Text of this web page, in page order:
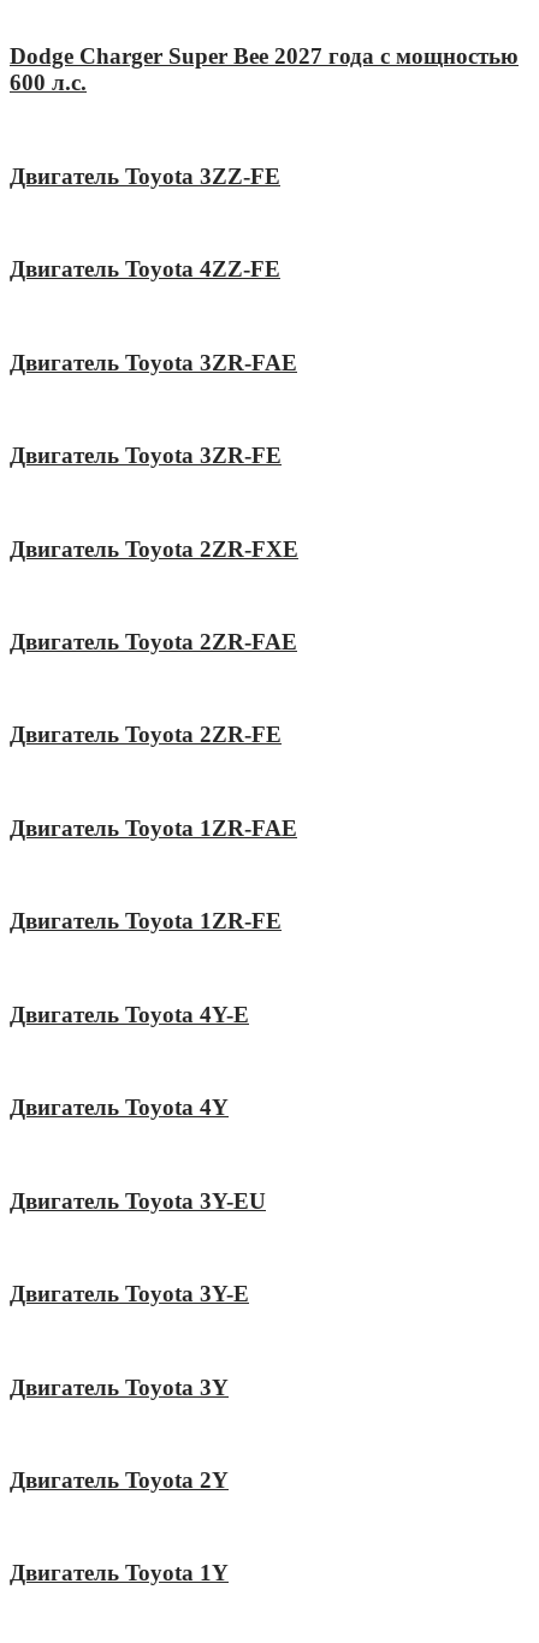
Dodge Charger Super Bee 2027 года с мощностью
600 л.с.
Двигатель Toyota 3ZZ-FE
Двигатель Toyota 4ZZ-FE
Двигатель Toyota 3ZR-FAE
Двигатель Toyota 3ZR-FE
Двигатель Toyota 2ZR-FXE
Двигатель Toyota 2ZR-FAE
Двигатель Toyota 2ZR-FE
Двигатель Toyota 1ZR-FAE
Двигатель Toyota 1ZR-FE
Двигатель Toyota 4Y-E
Двигатель Toyota 4Y
Двигатель Toyota 3Y-EU
Двигатель Toyota 3Y-E
Двигатель Toyota 3Y
Двигатель Toyota 2Y
Двигатель Toyota 1Y